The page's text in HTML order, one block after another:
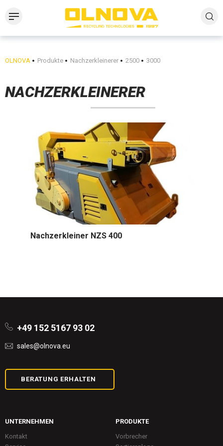
OLNOVA Produkte Nachzerkleinerer 2500 3000
NACHZERKLEINERER
Nachzerkleiner NZS 400
+49 152 5167 93 02
sales@olnova.eu
BERATUNG ERHALTEN
UNTERNEHMEN
Kontakt
PRODUKTE
Vorbrecher